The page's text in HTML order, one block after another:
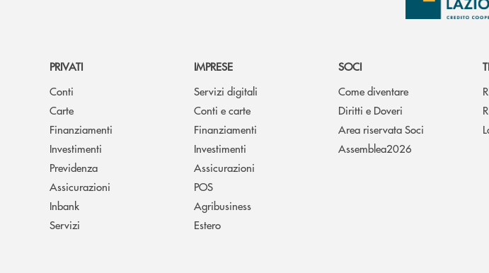
PRIVATI
Conti
Carte
Finanziamenti
Investimenti
Previdenza
Assicurazioni
Inbank
Servizi
IMPRESE
Servizi digitali
Conti e carte
Finanziamenti
Investimenti
Assicurazioni
POS
Agribusiness
Estero
SOCI
Come diventare
Diritti e Doveri
Area riservata Soci
Assemblea2026